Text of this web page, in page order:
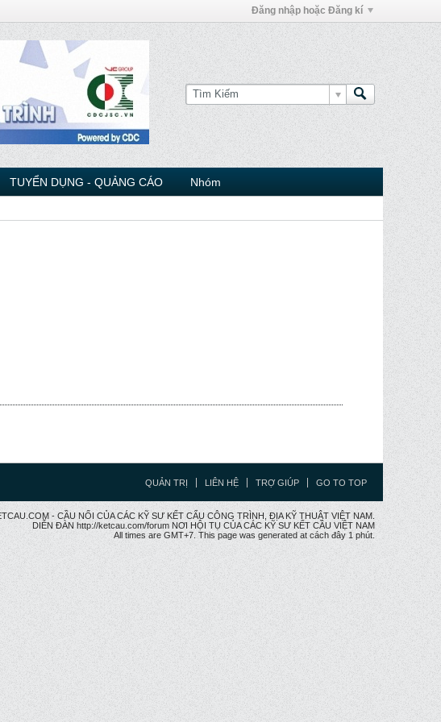
Đăng nhập hoặc Đăng kí
TUYỂN DỤNG - QUẢNG CÁO Nhóm
QUẢN TRỊ LIÊN HỆ TRỢ GIÚP GO TO TOP
- CẦU NỐI CỦA CÁC KỸ SƯ KẾT CẤU CÔNG TRÌNH, ĐỊA KỸ THUẬT VIỆT NAM.
DIỄN ĐÀN http://ketcau.com/forum NƠI HỘI TỤ CỦA CÁC KỸ SƯ KẾT CÂU VIỆT NAM
All times are GMT+7. This page was generated at cách đây 1 phút.